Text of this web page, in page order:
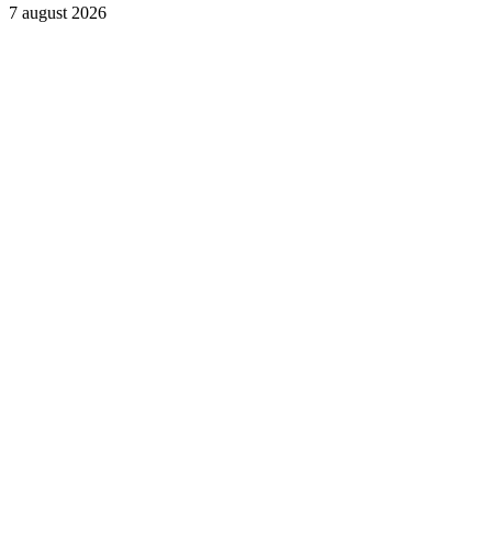
7 august 2026